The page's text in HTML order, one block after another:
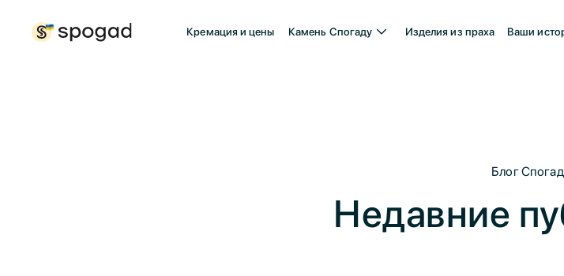
Кремация и цены Камень Спогаду Изделия из праха Ваши
Блог
Недавние